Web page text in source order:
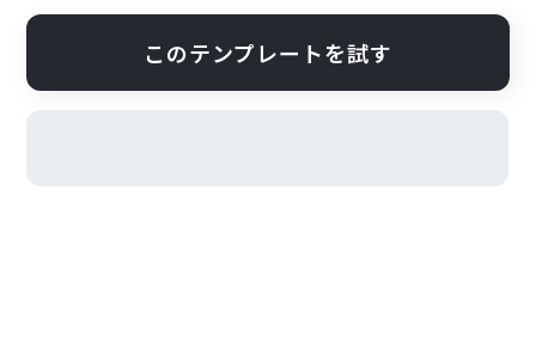
このテンプレートを試す